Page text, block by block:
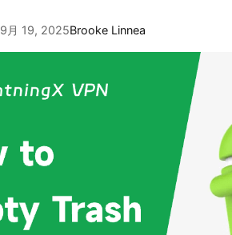
9月 19, 2025Brooke Linnea